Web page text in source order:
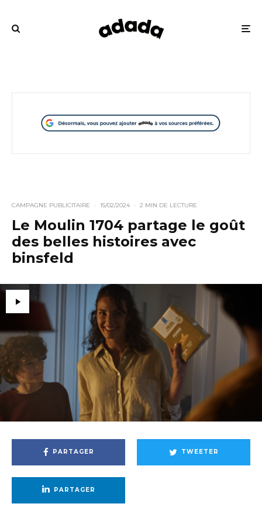
CAMPAGNE PUBLICITAIRE · 15/02/2024 · 2 MIN DE LECTURE
Le Moulin 1704 partage le goût
des belles histoires avec
binsfeld
PARTAGER TWEETER
PARTAGER